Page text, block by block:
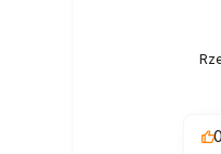
0